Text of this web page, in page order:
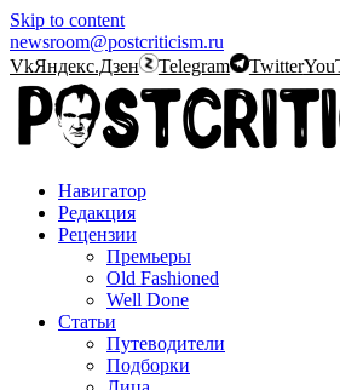
Skip to content
newsroom@postcriticism.ru
VkЯндекс.Дзен Telegram Twitter
Навигатор
Редакция
Рецензии
Премьеры
Old Fashioned
Well Done
Статьи
Путеводители
Подборки